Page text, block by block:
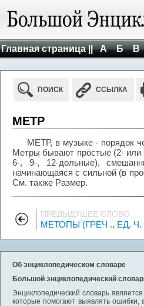
Главная страница || А Б В
ПОИСК ССЫЛКА
МЕТР
МЕТР, в музыке - порядок
Метры бывают простые (2- или
6-, 9-, 12-дольные),
начинающаяся с сильной (в
См. также Размер.
ПРЕДЫДУЩЕЕ СЛОВО
МЕТОПЫ (ГРЕЧ ., ЕД. Ч.
Об энциклопедическом словаре
Большой энциклопедический
Энциклопедический словарь
которые помогают выявлять ошибки,